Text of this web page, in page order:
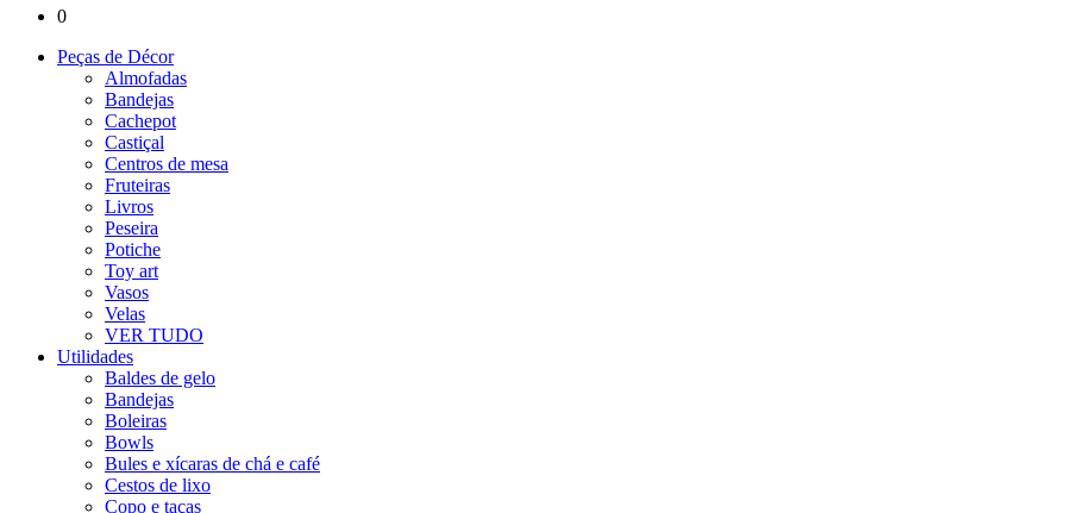
0
Peças de Décor
Almofadas
Bandejas
Cachepot
Castiçal
Centros de mesa
Fruteiras
Livros
Peseira
Potiche
Toy art
Vasos
Velas
VER TUDO
Utilidades
Baldes de gelo
Bandejas
Boleiras
Bowls
Bules e xícaras de chá e café
Cestos de lixo
Copo e taças